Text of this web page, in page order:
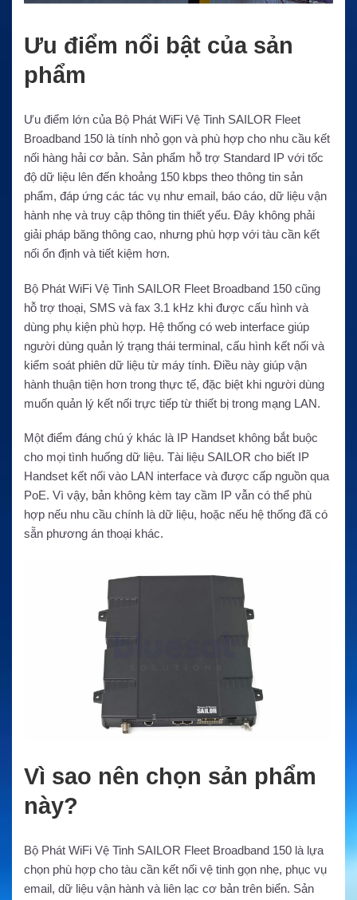
Ưu điểm nổi bật của sản
phẩm
Ưu điểm lớn của Bộ Phát WiFi Vệ Tinh SAILOR Fleet
Broadband 150 là tính nhỏ gọn và phù hợp cho nhu cầu kết
nối hàng hải cơ bản. Sản phẩm hỗ trợ Standard IP với tốc
độ dữ liệu lên đến khoảng 150 kbps theo thông tin sản
phẩm, đáp ứng các tác vụ như email, báo cáo, dữ liệu vận
hành nhẹ và truy cập thông tin thiết yếu. Đây không phải
giải pháp băng thông cao, nhưng phù hợp với tàu cần kết
nối ổn định và tiết kiệm hơn.
Bộ Phát WiFi Vệ Tinh SAILOR Fleet Broadband 150 cũng
hỗ trợ thoại, SMS và fax 3.1 kHz khi được cấu hình và
dùng phụ kiện phù hợp. Hệ thống có web interface giúp
người dùng quản lý trạng thái terminal, cấu hình kết nối và
kiểm soát phiên dữ liệu từ máy tính. Điều này giúp vận
hành thuận tiện hơn trong thực tế, đặc biệt khi người dùng
muốn quản lý kết nối trực tiếp từ thiết bị trong mạng LAN.
Một điểm đáng chú ý khác là IP Handset không bắt buộc
cho mọi tình huống dữ liệu. Tài liệu SAILOR cho biết IP
Handset kết nối vào LAN interface và được cấp nguồn qua
PoE. Vì vậy, bản không kèm tay cầm IP vẫn có thể phù
hợp nếu nhu cầu chính là dữ liệu, hoặc nếu hệ thống đã có
sẵn phương án thoại khác.
Vì sao nên chọn sản phẩm
này?
Bộ Phát WiFi Vệ Tinh SAILOR Fleet Broadband 150 là lựa
chọn phù hợp cho tàu cần kết nối vệ tinh gọn nhẹ, phục vụ
email, dữ liệu vận hành và liên lạc cơ bản trên biển. Sản